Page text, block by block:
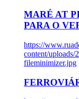
MARÉ AT
PARA O
https://
content/uploads/
fileminimizer.jpg